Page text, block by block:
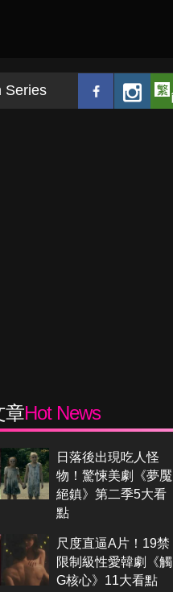
Series
章Hot News
日落後出現吃人怪
物！驚悚美劇《夢魘
絕鎮》第二季5大看
點
尺度直逼A片！19禁
限制級性愛韓劇《觸
G核心》11大看點